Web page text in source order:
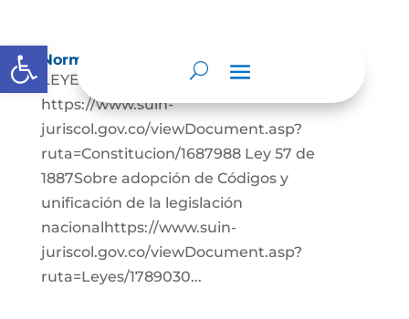
Abrir barra de herramientas
Normatividad
LEYES: Constitución Política de Colombia.
https://www.suin-
juriscol.gov.co/viewDocument.asp?
ruta=Constitucion/1687988 Ley 57 de
1887Sobre adopción de Códigos y
unificación de la legislación
nacionalhttps://www.suin-
juriscol.gov.co/viewDocument.asp?
ruta=Leyes/1789030...